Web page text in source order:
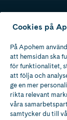
Ladda ner vår app
Apotek
av
Cookies på
På Apohem
att hemsidan ska
för funktionalitet,
att följa och
ge en mer
rikta relevant
våra
samtycker du till